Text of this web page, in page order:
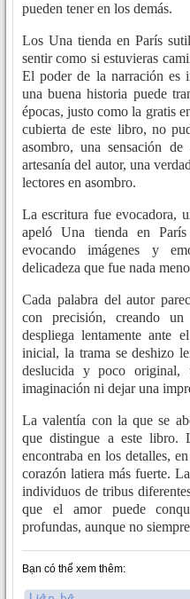
pueden tener en los demás.
Los Una tienda en París
sentir como si estuvieras
El poder de la narración es
una buena historia puede
épocas, justo como la gratis
cubierta de este libro, no
asombro, una sensación
artesanía del autor, una
lectores en asombro.
La escritura fue evocadora,
apeló Una tienda en
evocando imágenes y
delicadeza que fue nada
Cada palabra del autor
con precisión, creando
despliega lentamente ante
inicial, la trama se deshizo
deslucida y poco
imaginación ni dejar una
La valentía con la que se
que distingue a este libro.
encontraba en los detalles,
corazón latiera más fuerte.
individuos de tribus
que el amor puede
profundas, aunque no
Bạn có thể xem thêm: